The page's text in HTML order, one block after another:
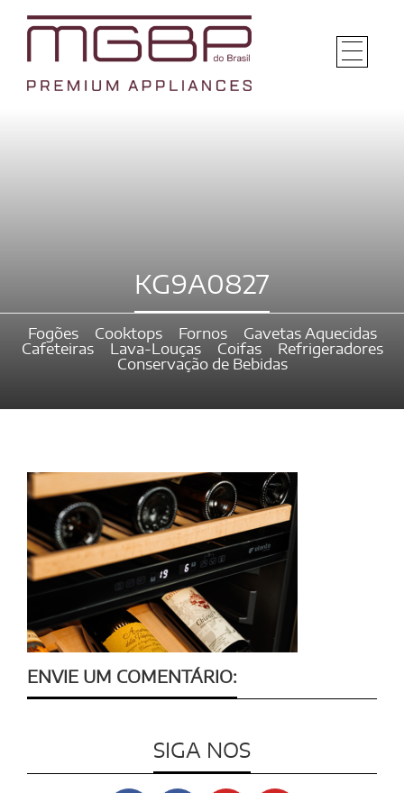
KG9A0827
Fogões Cooktops Fornos
Gavetas Aquecidas
Cafeteiras
Lava-Louças Coifas
Refrigeradores
Conservação de Bebidas
ENVIE UM COMENTÁRIO:
SIGA NOS